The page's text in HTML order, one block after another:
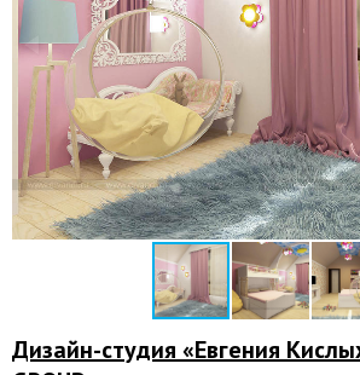
Дизайн-студия «Евгения